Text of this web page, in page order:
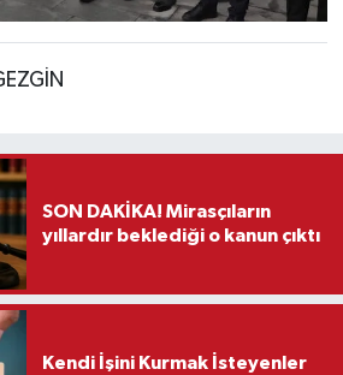
SON DAKİKA! Mirasçıların
yıllardır beklediği o kanun çıktı
Kendi İşini Kurmak İsteyenler